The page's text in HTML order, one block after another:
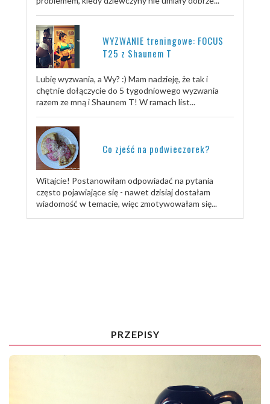
WYZWANIE treningowe: FOCUS
T25 z Shaunem T
Lubię wyzwania, a Wy? :) Mam nadzieję, że tak i
chętnie dołączycie do 5 tygodniowego wyzwania
razem ze mną i Shaunem T! W ramach list...
Co zjeść na podwieczorek?
Witajcie! Postanowiłam odpowiadać na pytania
często pojawiające się - nawet dzisiaj dostałam
wiadomość w temacie, więc zmotywowałam się...
PRZEPISY